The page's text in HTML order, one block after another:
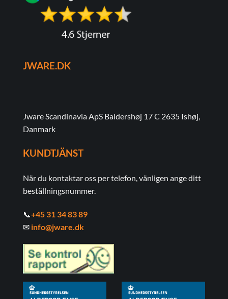
JWARE.DK
Jware Scandinavia ApS Baldershøj 17 C 2635 Ishøj,
Danmark
KUNDTJÄNST
När du kontaktar oss per telefon, vänligen ange ditt
beställningsnummer.
📞+45 31 34 83 89
✉ info@jware.dk